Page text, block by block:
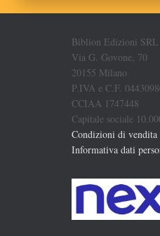
Biblion Edizioni SRL
Via G. Govone, 70
20155 Milano
P.IVA e C.F.
CCIAA 1747448
Capitale sociale
Condizioni di vendita
Informativa dati